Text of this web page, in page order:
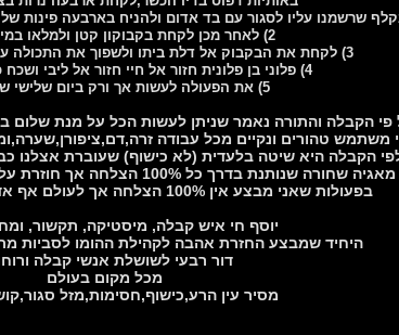
שרשמנו עליו לסגור עם בד אדום ולהניח בארבעה פינות של
2) לאחר מכן לקחת בקבוקון קטן ולמלאו במי האמבטיה
3) לקחת את הבקבוק אל דלת ביתו ולשפוך את התכולה על סף דלתו ולומר בלחש
4) פלוני בן פלונית חזור אל חיי חזור אל ליבי ושכח כל לב אישה אחר
5) את הפעולה לעשות אך ורק ביום שלישי של יום חול
פי הקבלה והתורה נאמר שניתן לעשות הכל על מנת שלום
משתמש טהורים ונקיים מכל עבודה
היא שיטה בלעדית (לא כישוף) שעוברת אצלנו כבר 4 דורות מאב לבן ונותנת תוצאות
בדרך כל 100% הצלחה אך חוזרת על המכשף כמו בומרנג (חוק האנרגיות)
בפעולות שאני מבצע אין 100% הצלחה אך לעולם אף אדם לא יפגע מפעולת שלי
יוסף חי איש קבלה, מיסטיקה, תקשור,
היחיד שמבצע החזרת אהבה לקהילת ההומו לסביות
דור רבעי לשושלת אנשי קבלה
מכל מקום בעולם
מסיר עין הרע,כישוף,חסימות,מזל